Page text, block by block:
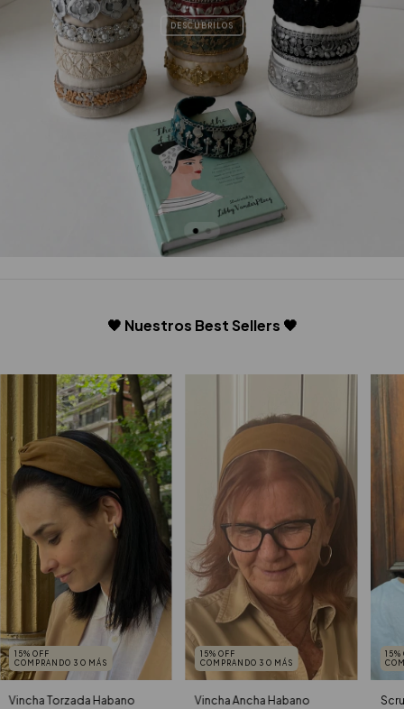
DESCUBRILOS
🖤 Nuestros Best Sellers 🖤
15% OFF
COMPRANDO 3 O MÁS
Vincha Torzada Habano
15% OFF
COMPRANDO 3 O MÁS
Vincha Ancha Habano
15%